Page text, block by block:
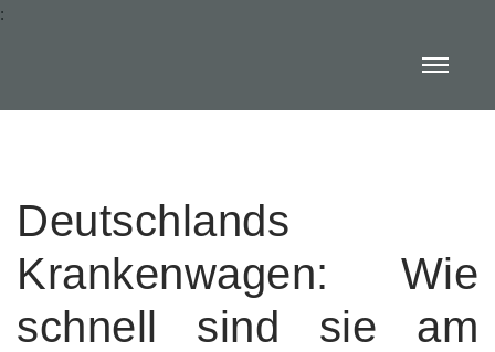
:
Deutschlands
Krankenwagen: Wie
schnell sind sie am